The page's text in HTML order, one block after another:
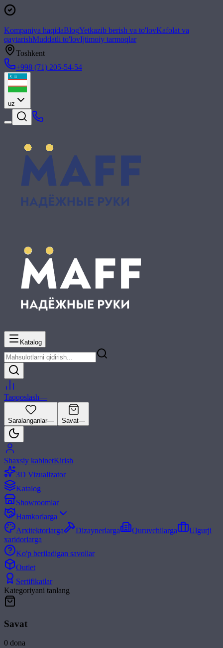
Kompaniya haqidaBlogYetkazib berish va to'lovKafolat va
qaytarishMuddatli to'lovIjtimoiy tarmoqlar
Toshkent
+998 (71) 205-54-54
uz
Katalog
Taqqoslash—
Saralanganlar— Savat—
Shaxsiy kabinetKirish
3D Vizualizator
Katalog
Showroomlar
Hamkorlarga
Arxitektorlarga
Dizaynerlarga Quruvchilarga
Ulgurji
xaridorlarga
Ko'p beriladigan savollar
Outlet
Sertifikatlar
Kategoriyani tanlang
Savat
0 dona